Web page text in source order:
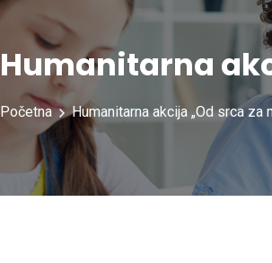
Humanitarna
Početna Humanitarna akcija „Od srca za